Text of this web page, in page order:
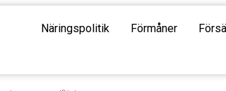
Näringspolitik Förmåner